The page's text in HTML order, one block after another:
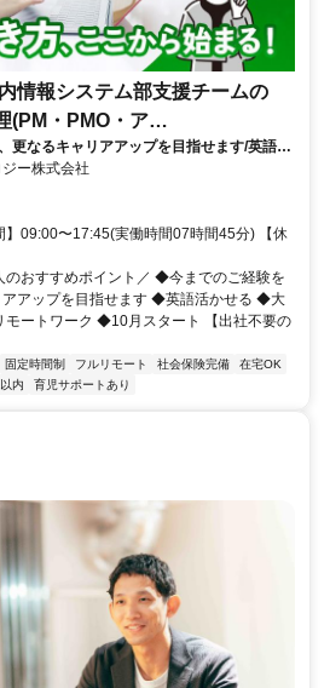
情報システム部支援チームの
(PM・PMO・ア
更なるキャリアアップを目指せます/英語活
リモートワーク/10月スタート
ー株式会社
】09:00〜17:45(実働時間07時間45分) 【休
のおすすめポイント／ ◆今までのご経験を
アアップを目指せます ◆英語活かせる ◆大
ートワーク ◆10月スタート 【出社不要の
固定時間制 フルリモート 社会保険完備
在宅OK
内 育児サポートあり